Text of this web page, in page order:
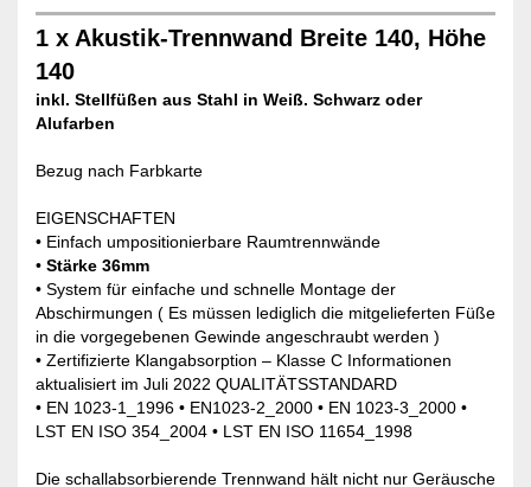
1 x Akustik-Trennwand Breite 140, Höhe
140
inkl. Stellfüßen aus Stahl in Weiß. Schwarz oder
Alufarben
Bezug nach Farbkarte
EIGENSCHAFTEN
• Einfach umpositionierbare Raumtrennwände
• Stärke 36mm
• System für einfache und schnelle Montage der
Abschirmungen ( Es müssen lediglich die mitgelieferten Füße
in die vorgegebenen Gewinde angeschraubt werden )
• Zertifizierte Klangabsorption – Klasse C Informationen
aktualisiert im Juli 2022 QUALITÄTSSTANDARD
• EN 1023-1_1996 • EN1023-2_2000 • EN 1023-3_2000 •
LST EN ISO 354_2004 • LST EN ISO 11654_1998
Die schallabsorbierende Trennwand hält nicht nur Geräusche